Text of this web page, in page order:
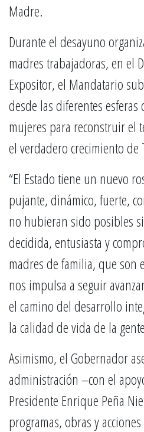
Madre.
Durante el desayuno
madres trabajadoras, en el
Expositor, el Mandatario
desde las diferentes
mujeres para reconstruir el
el verdadero crecimiento de
“El Estado tiene un nuevo
pujante, dinámico, fuerte,
no hubieran sido posibles
decidida, entusiasta y
madres de familia, que son
nos impulsa a seguir
el camino del desarrollo
la calidad de vida de la
Asimismo, el Gobernador
administración –con el
Presidente Enrique Peña
programas, obras y